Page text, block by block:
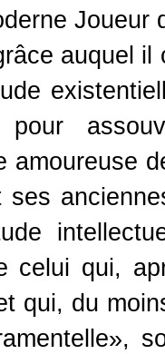
auquel
amoureuse
ses
celui qui,
qui, du